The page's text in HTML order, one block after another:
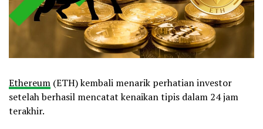
Ethereum (ETH) kembali menarik perhatian investor
setelah berhasil mencatat kenaikan tipis dalam 24 jam
terakhir.